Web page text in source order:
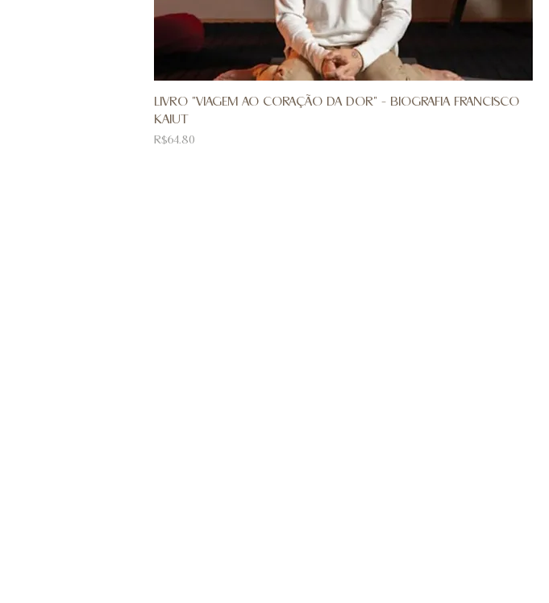
LIVRO "VIAGEM AO CORAÇÃO DA DOR" - BIOGRAFIA FRANCISCO
KAIUT
Price
R$64.80